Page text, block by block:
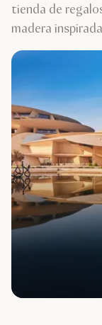
tienda de
madera